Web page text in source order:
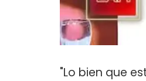
"Lo bien que